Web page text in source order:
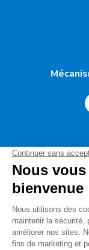
Humanité &